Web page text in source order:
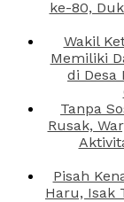
ke-80,
Wakil
Memiliki
di Desa
Tanpa
Rusak,
Pisah
Haru, Isak